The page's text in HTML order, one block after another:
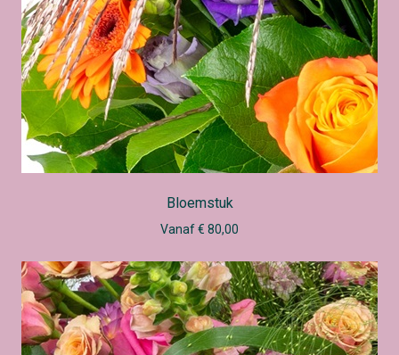
Bloemstuk
Vanaf € 80,00